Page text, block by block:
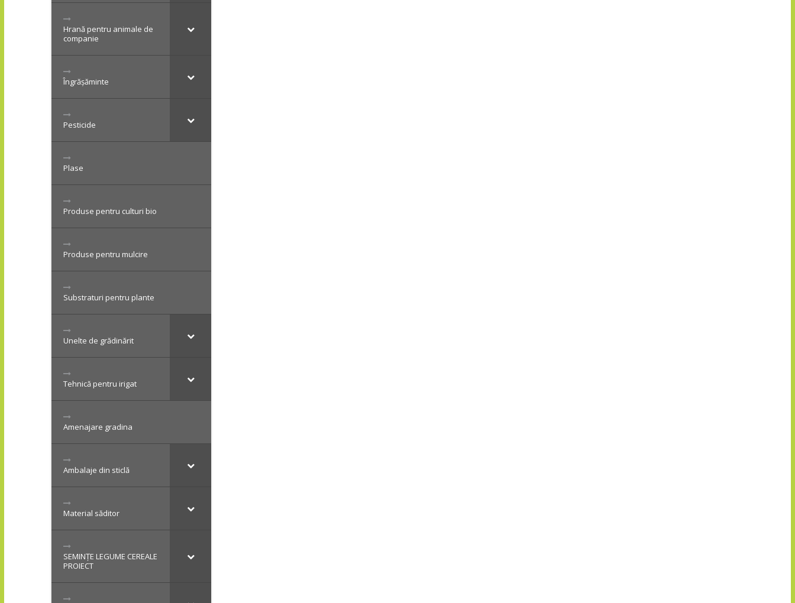
Hrană pentru animale de
companie
Îngrășăminte
Pesticide
Plase
Produse pentru culturi bio
Produse pentru mulcire
Substraturi pentru plante
Unelte de grădinărit
Tehnică pentru irigat
Amenajare gradina
Ambalaje din sticlă
Material săditor
SEMINȚE LEGUME CEREALE
PROIECT